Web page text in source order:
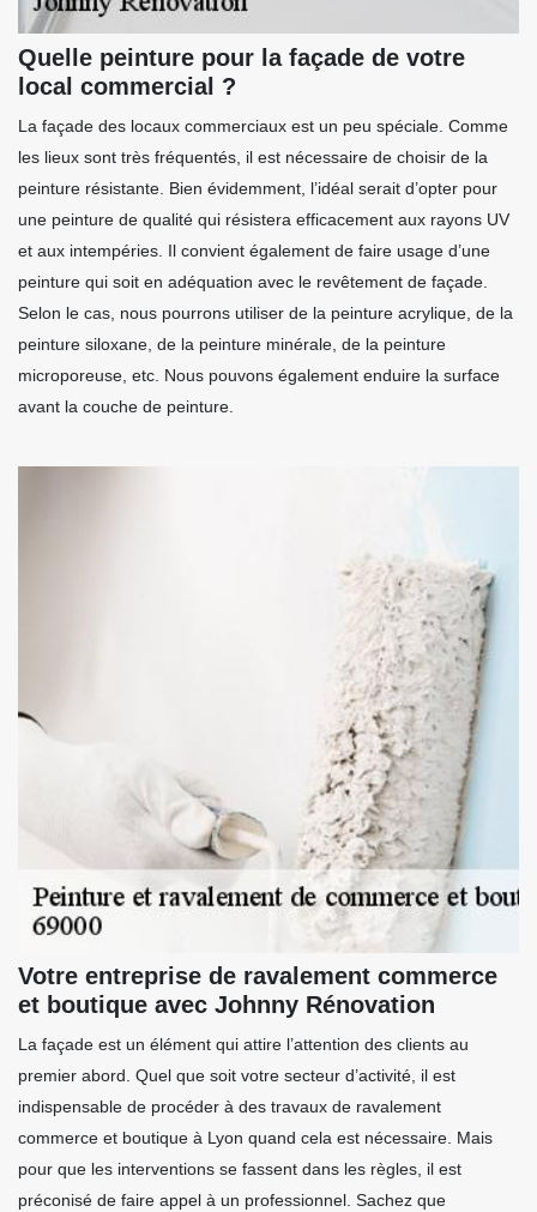
Quelle peinture pour la façade de votre
local commercial ?
La façade des locaux commerciaux est un peu spéciale. Comme
les lieux sont très fréquentés, il est nécessaire de choisir de la
peinture résistante. Bien évidemment, l’idéal serait d’opter pour
une peinture de qualité qui résistera efficacement aux rayons UV
et aux intempéries. Il convient également de faire usage d’une
peinture qui soit en adéquation avec le revêtement de façade.
Selon le cas, nous pourrons utiliser de la peinture acrylique, de la
peinture siloxane, de la peinture minérale, de la peinture
microporeuse, etc. Nous pouvons également enduire la surface
avant la couche de peinture.
Votre entreprise de ravalement commerce
et boutique avec Johnny Rénovation
La façade est un élément qui attire l’attention des clients au
premier abord. Quel que soit votre secteur d’activité, il est
indispensable de procéder à des travaux de ravalement
commerce et boutique à Lyon quand cela est nécessaire. Mais
pour que les interventions se fassent dans les règles, il est
préconisé de faire appel à un professionnel. Sachez que